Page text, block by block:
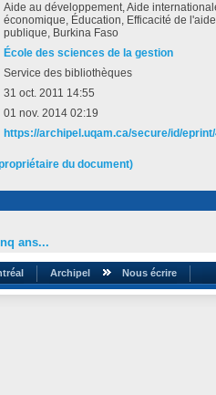
Aide au développement, Aide
économique, Éducation, Efficacité de
publique, Burkina Faso
École des sciences de la gestion
Service des bibliothèques
31 oct. 2011 14:55
01 nov. 2014 02:19
https://archipel.uqam.ca/secure/id/
du document)
ans...
Archipel Nous écrire